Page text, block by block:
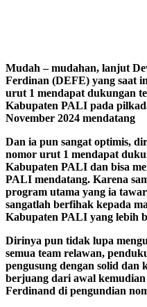
Mudah – mudahan, lanjut
Ferdinan (DEFE) yang saat
urut 1 mendapat dukungan
Kabupaten PALI pada
November 2024 mendatang
Dan ia pun sangat optimis,
nomor urut 1 mendapat
Kabupaten PALI dan bisa
PALI mendatang. Karena
program utama yang ia
sangatlah berfihak kepada
Kabupaten PALI yang lebih
Dirinya pun tidak lupa
semua team relawan,
pengusung dengan solid dan
berjuang dari awal
Ferdinand di pengundian